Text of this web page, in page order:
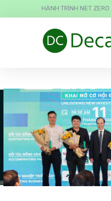
HÀNH TRÌNH NET
ESG
được trao
Phong Vì Sự
Bền Vững”